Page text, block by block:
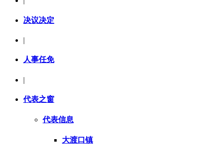
决议决定
|
人事任免
|
代表之窗
代表信息
大渡口镇